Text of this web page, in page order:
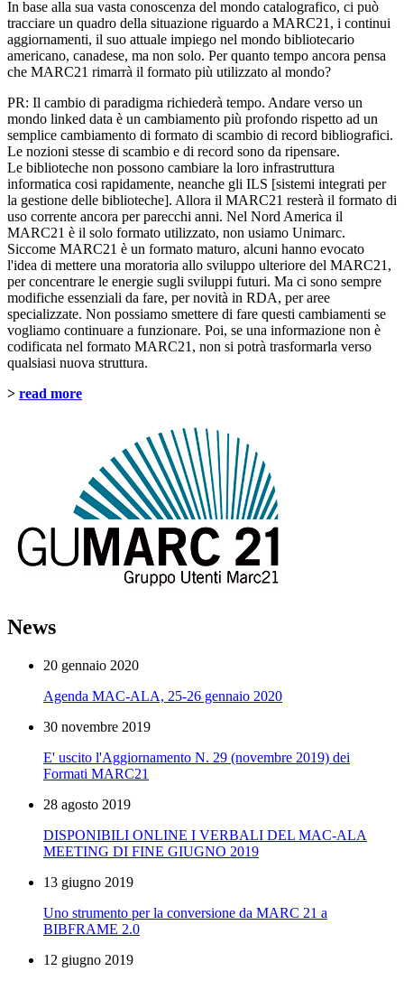
In base alla sua vasta conoscenza del mondo catalografico, ci può
tracciare un quadro della situazione riguardo a MARC21, i continui
aggiornamenti, il suo attuale impiego nel mondo bibliotecario
americano, canadese, ma non solo. Per quanto tempo ancora pensa
che MARC21 rimarrà il formato più utilizzato al mondo?
PR: Il cambio di paradigma richiederà tempo. Andare verso un
mondo linked data è un cambiamento più profondo rispetto ad un
semplice cambiamento di formato di scambio di record bibliografici.
Le nozioni stesse di scambio e di record sono da ripensare.
Le biblioteche non possono cambiare la loro infrastruttura
informatica cosi rapidamente, neanche gli ILS [sistemi integrati per
la gestione delle biblioteche]. Allora il MARC21 resterà il formato di
uso corrente ancora per parecchi anni. Nel Nord America il
MARC21 è il solo formato utilizzato, non usiamo Unimarc.
Siccome MARC21 è un formato maturo, alcuni hanno evocato
l'idea di mettere una moratoria allo sviluppo ulteriore del MARC21,
per concentrare le energie sugli sviluppi futuri. Ma ci sono sempre
modifiche essenziali da fare, per novità in RDA, per aree
specializzate. Non possiamo smettere di fare questi cambiamenti se
vogliamo continuare a funzionare. Poi, se una informazione non è
codificata nel formato MARC21, non si potrà trasformarla verso
qualsiasi nuova struttura.
> read more
News
20 gennaio 2020
Agenda MAC-ALA, 25-26 gennaio 2020
30 novembre 2019
E' uscito l'Aggiornamento N. 29 (novembre 2019) dei
Formati MARC21
28 agosto 2019
DISPONIBILI ONLINE I VERBALI DEL MAC-ALA
MEETING DI FINE GIUGNO 2019
13 giugno 2019
Uno strumento per la conversione da MARC 21 a
BIBFRAME 2.0
12 giugno 2019